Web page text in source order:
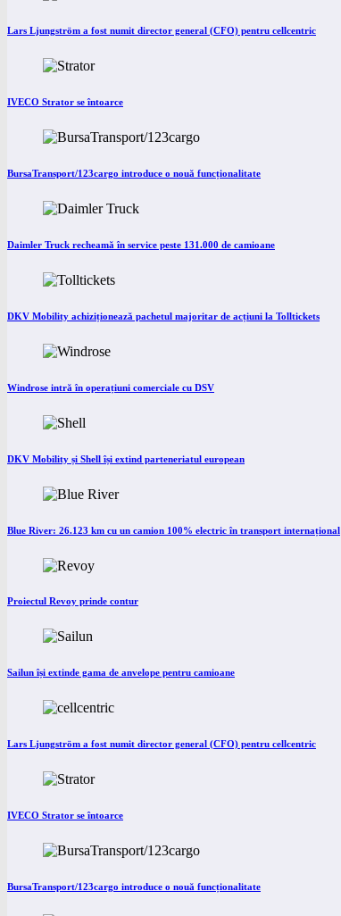
Lars Ljungström a fost numit director general (CFO) pentru cellcentric
IVECO Strator se întoarce
BursaTransport/123cargo introduce o nouă funcționalitate
Daimler Truck recheamă în service peste 131.000 de camioane
DKV Mobility achiziționează pachetul majoritar de acțiuni la Tolltickets
Windrose intră în operațiuni comerciale cu DSV
DKV Mobility și Shell își extind parteneriatul european
Blue River: 26.123 km cu un camion 100% electric în transport internațional
Proiectul Revoy prinde contur
Sailun își extinde gama de anvelope pentru camioane
Lars Ljungström a fost numit director general (CFO) pentru cellcentric
IVECO Strator se întoarce
BursaTransport/123cargo introduce o nouă funcționalitate